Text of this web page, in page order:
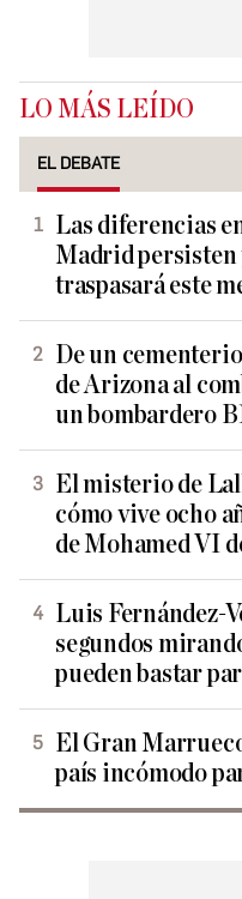
LO MÁS LEÍDO
EL DEBATE
Las diferencias
Madrid persisten
traspasará este
De un
de Arizona al
un bombardero
El misterio de
cómo vive ocho
de Mohamed VI
Luis Fernández-
segundos
pueden bastar
El Gran
país incómodo